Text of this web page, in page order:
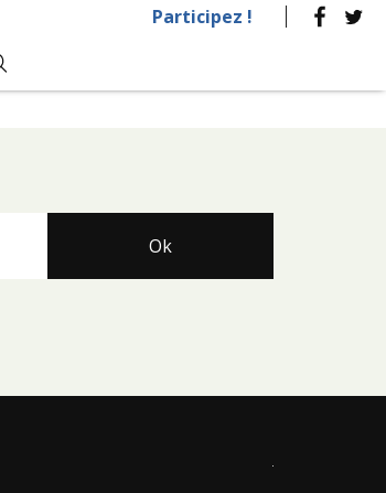
Participez !